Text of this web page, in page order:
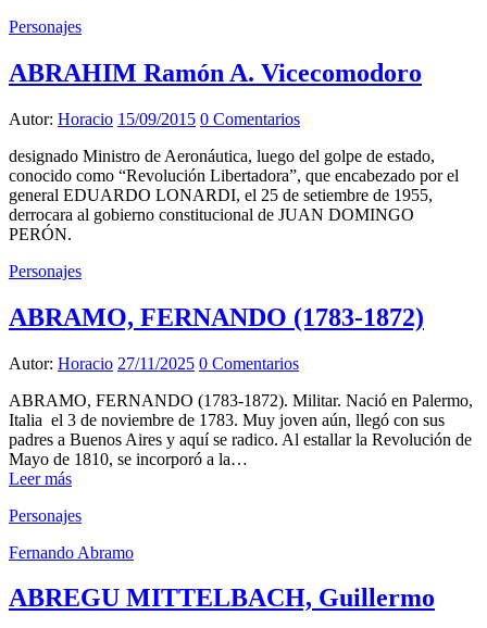
Personajes
ABRAHIM Ramón A. Vicecomodoro
Autor: Horacio 15/09/2015 0 Comentarios
designado Ministro de Aeronáutica, luego del golpe de estado,
conocido como “Revolución Libertadora”, que encabezado por el
general EDUARDO LONARDI, el 25 de setiembre de 1955,
derrocara al gobierno constitucional de JUAN DOMINGO
PERÓN.
Personajes
ABRAMO, FERNANDO (1783-1872)
Autor: Horacio 27/11/2025 0 Comentarios
ABRAMO, FERNANDO (1783-1872). Militar. Nació en Palermo,
Italia el 3 de noviembre de 1783. Muy joven aún, llegó con sus
padres a Buenos Aires y aquí se radico. Al estallar la Revolución de
Mayo de 1810, se incorporó a la…
Leer más
Personajes
Fernando Abramo
ABREGU MITTELBACH, Guillermo